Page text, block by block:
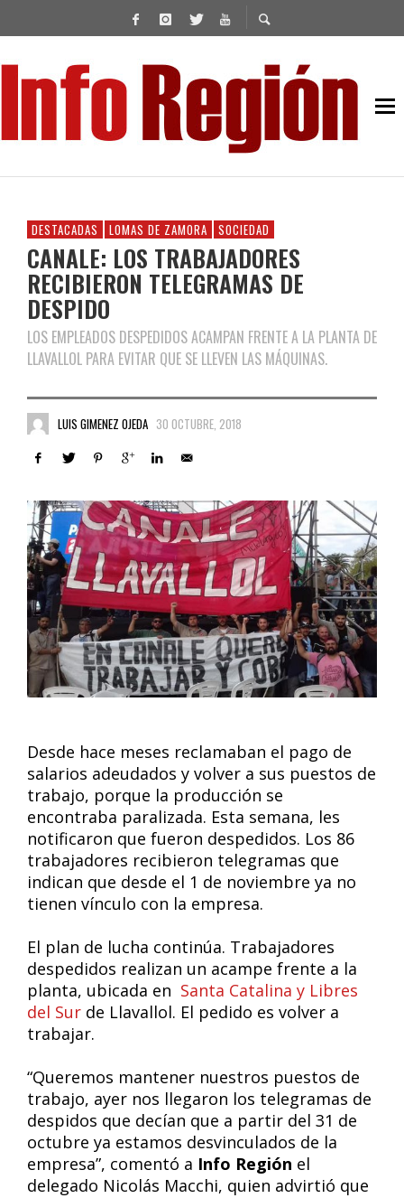
DESTACADAS LOMAS DE ZAMORA SOCIEDAD
CANALE: LOS TRABAJADORES
RECIBIERON TELEGRAMAS DE
DESPIDO
LOS EMPLEADOS DESPEDIDOS ACAMPAN FRENTE A LA PLANTA DE
LLAVALLOL PARA EVITAR QUE SE LLEVEN LAS MÁQUINAS.
LUIS GIMENEZ OJEDA 30 OCTUBRE, 2018
Desde hace meses reclamaban el pago de
salarios adeudados y volver a sus puestos de
trabajo, porque la producción se
encontraba paralizada. Esta semana, les
notificaron que fueron despedidos. Los 86
trabajadores recibieron telegramas que
indican que desde el 1 de noviembre ya no
tienen vínculo con la empresa.
El plan de lucha continúa. Trabajadores
despedidos realizan un acampe frente a la
planta, ubicada en Santa Catalina y Libres
del Sur de Llavallol. El pedido es volver a
trabajar.
“Queremos mantener nuestros puestos de
trabajo, ayer nos llegaron los telegramas de
despidos que decían que a partir del 31 de
octubre ya estamos desvinculados de la
empresa”, comentó a Info Región el
delegado Nicolás Macchi, quien advirtió que